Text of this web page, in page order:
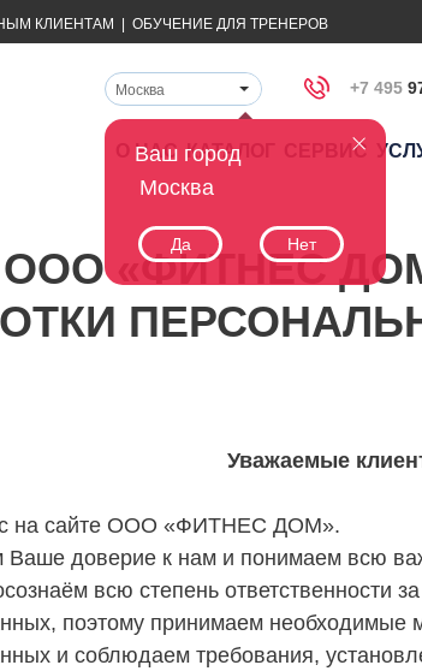
КЛИЕНТАМ ОБУЧЕНИЕ ДЛЯ ТРЕНЕРОВ
Ваш город
Москва
Да Нет
Москва +7 495
О НАС КАТАЛОГ СЕРВИС
«ФИТНЕС
Уважаемые
на сайте ООО «ФИТНЕС ДОМ».
доверие к нам и понимаем всю
всю степень ответственности
поэтому принимаем
и соблюдаем требования,